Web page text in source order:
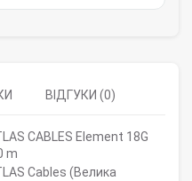
ВІДГУКИ (0)
CABLES Element 18G
m
Cables (Велика